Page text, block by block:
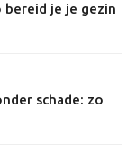
bereid je je gezin
schade: zo